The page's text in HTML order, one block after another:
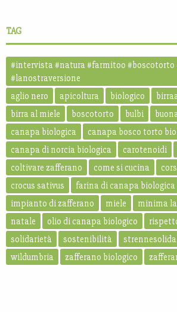
TAG
#intervista #natura #farmitoo #boscotorto
#lanostraversione
aglio nero
apicoltura biologico
birra al miele
boscotorto bulbi
canapa biologica
canapa bosco torto
canapa di norcia biologica
carotenoidi
coltivare zafferano
come si cucina
crocus sativus
farina di canapa biologica
impianto di zafferano
miele
minima
natale
olio di canapa biologico
solidarietà
sostenibilità
wildumbria
zafferano biologico